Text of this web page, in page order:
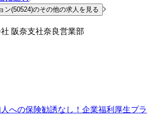
ン(50524)のその他の求人を見る
阪奈支社奈良営業部
人への保険勧誘なし！企業福利厚生プラ